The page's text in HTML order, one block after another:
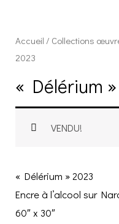
Accueil / Collections
2023
« Délérium
VENDU!
« Délérium » 2023
Encre à l’alcool sur
60″ x 30″